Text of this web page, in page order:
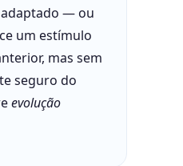
— ou
um estímulo
mas sem
seguro do
evolução